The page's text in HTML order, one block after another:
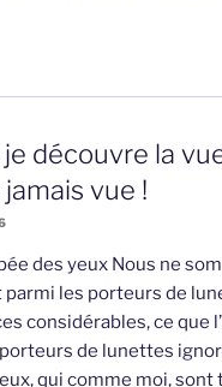
découvre la
jamais vue !
des yeux Nous ne
parmi les porteurs de
considérables, ce que
de lunettes
qui comme moi,